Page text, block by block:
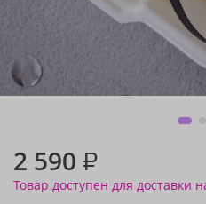
2 590 ₽
Товар доступен для доставки